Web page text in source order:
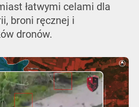
łatwymi celami dla
broni ręcznej i
dronów.